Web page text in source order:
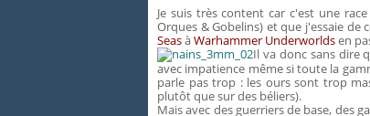
Je suis très content car c'est une
Orques & Gobelins) et que j'essaie
SeasàWarhammer Underworldsen
Il va donc sans dire
avec impatience même si toute la
parle pas trop : les ours sont trop
plutôt que sur des béliers).
Mais avec des guerriers de base, des